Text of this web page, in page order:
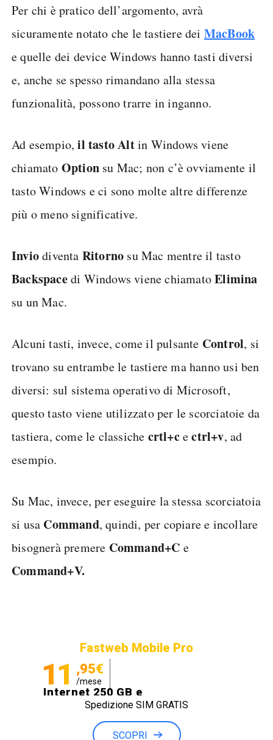
Per chi è pratico dell’argomento, avrà
sicuramente notato che le tastiere dei MacBook
e quelle dei device Windows hanno tasti diversi
e, anche se spesso rimandano alla stessa
funzionalità, possono trarre in inganno.
Ad esempio,il tasto Altin Windows viene
chiamato Option su Mac; non c’è ovviamente il
tasto Windows e ci sono molte altre differenze
più o meno significative.
Inviodiventa Ritorno su Mac mentre il tasto
Backspacedi Windows viene chiamatoElimina
su un Mac.
Alcuni tasti, invece, come il pulsante Control, si
trovano su entrambe le tastiere ma hanno usi ben
diversi: sul sistema operativo di Microsoft,
questo tasto viene utilizzato per le scorciatoie da
tastiera, come le classiche crtl+cectrl+v, ad
esempio.
Su Mac, invece, per eseguire la stessa scorciatoia
si usa Command, quindi, per copiare e incollare
bisognerà premere Command+C e
Command+V.
Fastweb Mobile Pro
11 ,95€
/mese
Internet 250 GB e
Minuti illimitati
Spedizione SIM GRATIS
SCOPRI